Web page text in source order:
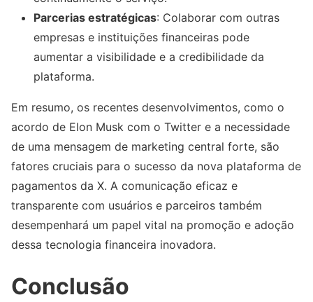
Parcerias estratégicas: Colaborar com outras
empresas e instituições financeiras pode
aumentar a visibilidade e a credibilidade da
plataforma.
Em resumo, os recentes desenvolvimentos, como o
acordo de Elon Musk com o Twitter e a necessidade
de uma mensagem de marketing central forte, são
fatores cruciais para o sucesso da nova plataforma de
pagamentos da X. A comunicação eficaz e
transparente com usuários e parceiros também
desempenhará um papel vital na promoção e adoção
dessa tecnologia financeira inovadora.
Conclusão